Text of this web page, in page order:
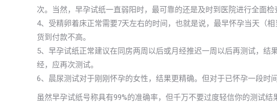
次。当然，早孕试纸一直弱阳时，最可靠的还是及时到医院进行全面检
4、受精卵着床正常需要7天左右的时间，也就是说，最早怀孕当天（
货到付款不高。
5、早孕试纸正常建议在同房两周以后或月经推迟一周以后再测试，结
经，应再次测试。
6、晨尿测试对于刚刚怀孕的女性，结果更精确。但对于已怀孕一段时
虽然早孕试纸号称具有99%的准确率，但千万不要过度轻信你的测试